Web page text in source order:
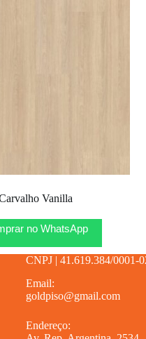
Vanilla
no WhatsApp
CNPJ | 41.619.384/0001-
Email:
goldpiso@gmail.com
Endereço: